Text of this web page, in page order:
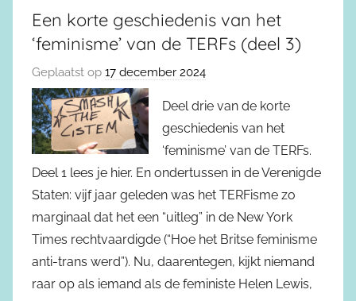
Een korte geschiedenis van het
‘feminisme’ van de TERFs (deel 3)
Geplaatst op 17 december 2024
Deel drie van de korte
geschiedenis van het
‘feminisme’ van de TERFs.
Deel 1 lees je hier. En ondertussen in de Verenigde
Staten: vijf jaar geleden was het TERFisme zo
marginaal dat het een “uitleg” in de New York
Times rechtvaardigde (“Hoe het Britse feminisme
anti-trans werd”). Nu, daarentegen, kijkt niemand
raar op als iemand als de feministe Helen Lewis,